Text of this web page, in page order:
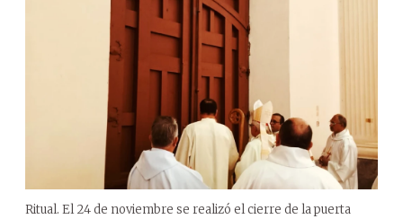
Ritual. El 24 de noviembre se realizó el cierre de la puerta